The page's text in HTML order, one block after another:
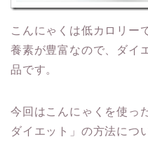
こんにゃくは低カロリー
養素が豊富なので、ダイ
品です。
今回はこんにゃくを使っ
ダイエット」の方法につ